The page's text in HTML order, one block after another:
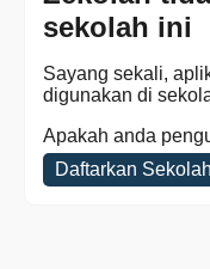
sekolah ini
Sayang sekali,
digunakan di
Apakah anda
Daftarkan Sekolah